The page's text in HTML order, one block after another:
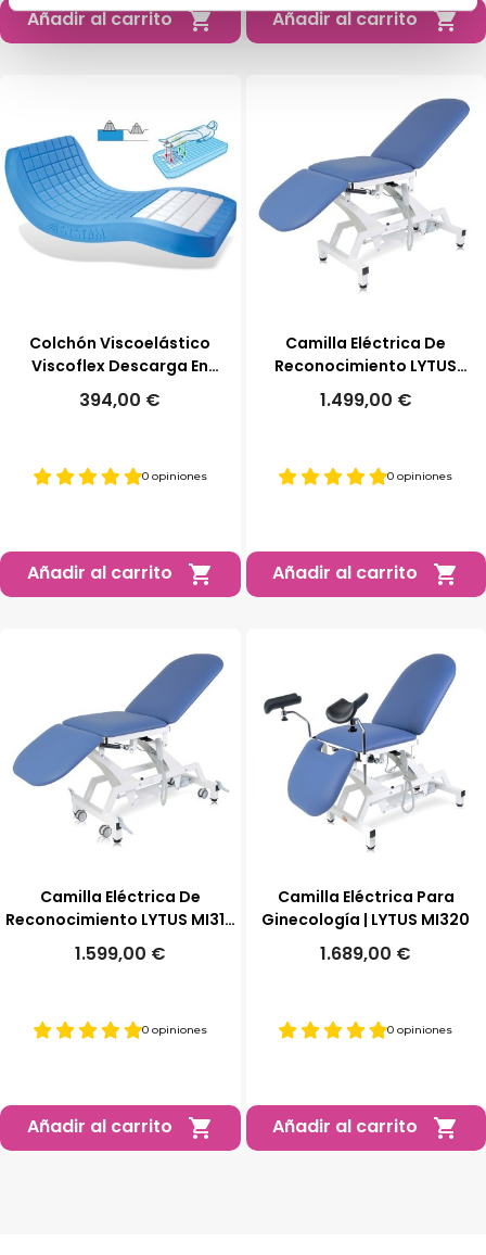
Añadir al carrito  Añadir al carrito 
Colchón Viscoelástico
Viscoflex Descarga En
Talones
394,00 €
0 opiniones
Añadir al carrito 
Camilla Eléctrica De
Reconocimiento LYTUS
MI310| Sin Ruedas
1.499,00 €
0 opiniones
Añadir al carrito 
Camilla Eléctrica De
Reconocimiento LYTUS MI311|
Con Ruedas
1.599,00 €
0 opiniones
Añadir al carrito 
Camilla Eléctrica Para
Ginecología | LYTUS MI320
1.689,00 €
0 opiniones
Añadir al carrito 